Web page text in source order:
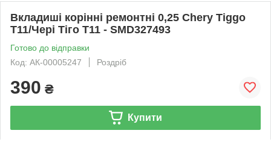
Вкладиші корінні ремонтні 0,25 Chery Tiggo
T11/Чері Тіго T11 - SMD327493
Готово до відправки
Код: АК-00005247
Роздріб
390 ₴
Купити